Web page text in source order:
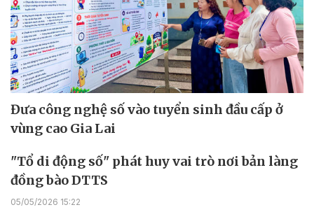
Đưa công nghệ số vào tuyển sinh đầu cấp ở
vùng cao Gia Lai
"Tổ di động số" phát huy vai trò nơi bản làng
đồng bào DTTS
05/05/2026 15:22